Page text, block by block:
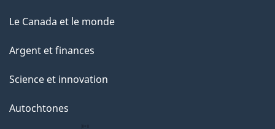
Le Canada et le monde
Argent et finances
Science et innovation
Autochtones